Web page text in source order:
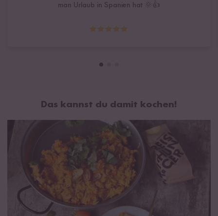
man Urlaub in Spanien hat 🌞👍
Das kannst du damit kochen!